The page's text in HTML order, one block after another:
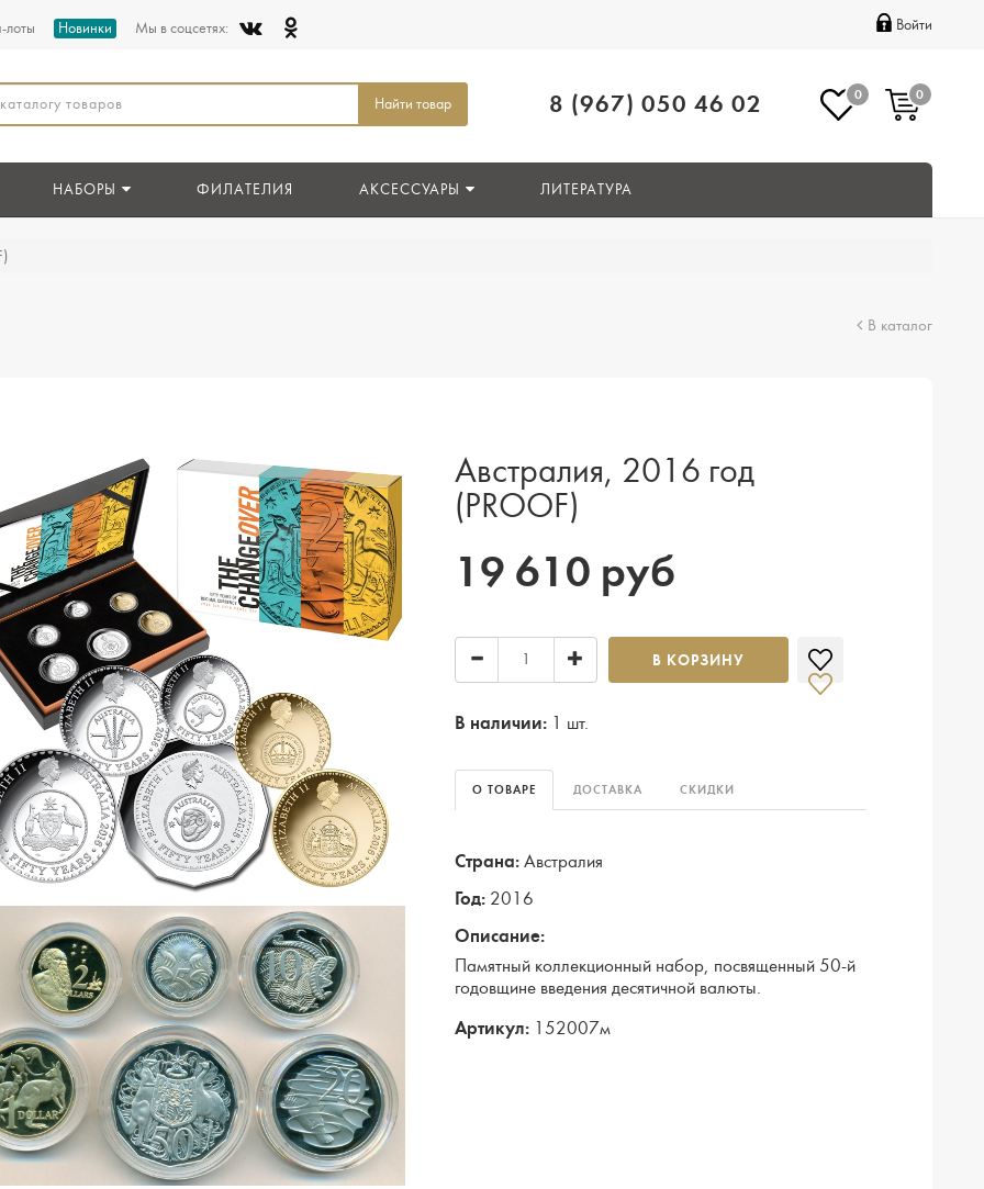
лоты Новинки Мы в соцсетях: Войти
Найти товар 8 (967) 050 46 02 0 0
НАБОРЫ ФИЛАТЕЛИЯ АКСЕССУАРЫ ЛИТЕРАТУРА
В каталог
Австралия, 2016 год
(PROOF)
19 610 руб
В КОРЗИНУ
В наличии: 1 шт.
О ТОВАРЕ ДОСТАВКА СКИДКИ
Страна: Австралия
Год: 2016
Описание:
Памятный коллекционный набор, посвященный 50-й
годовщине введения десятичной валюты.
Артикул: 152007м